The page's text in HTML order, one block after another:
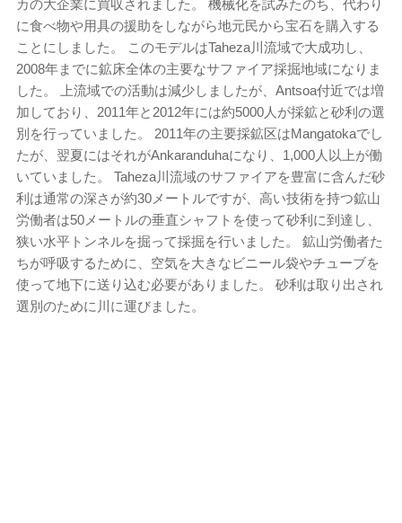
カの大企業に買収されました。 機械化を試みたのち、代わり
に食べ物や用具の援助をしながら地元民から宝石を購入する
ことにしました。 このモデルはTaheza川流域で大成功し、
2008年までに鉱床全体の主要なサファイア採掘地域になりま
した。 上流域での活動は減少しましたが、Antsoa付近では増
加しており、2011年と2012年には約5000人が採鉱と砂利の選
別を行っていました。 2011年の主要採鉱区はMangatokaでし
たが、翌夏にはそれがAnkaranduhaになり、1,000人以上が働
いていました。 Taheza川流域のサファイアを豊富に含んだ砂
利は通常の深さが約30メートルですが、高い技術を持つ鉱山
労働者は50メートルの垂直シャフトを使って砂利に到達し、
狭い水平トンネルを掘って採掘を行いました。 鉱山労働者た
ちが呼吸するために、空気を大きなビニール袋やチューブを
使って地下に送り込む必要がありました。 砂利は取り出され
選別のために川に運びました。